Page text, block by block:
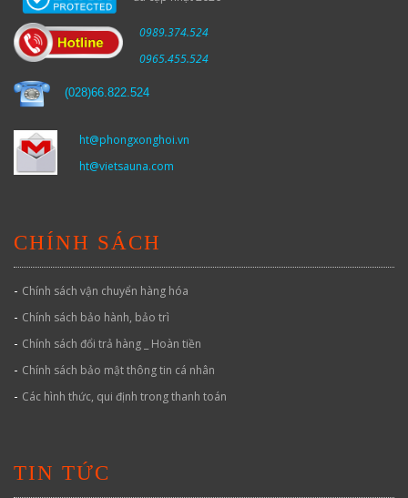
0989.374.524
0965.455.524
(028)66.822.524
ht@phongxonghoi.vn
ht@vietsauna.com
CHÍNH SÁCH
- Chính sách vận chuyển hàng hóa
- Chính sách bảo hành, bảo trì
- Chính sách đổi trả hàng _ Hoàn tiền
- Chính sách bảo mật thông tin cá nhân
- Các hình thức, qui định trong thanh toán
TIN TỨC